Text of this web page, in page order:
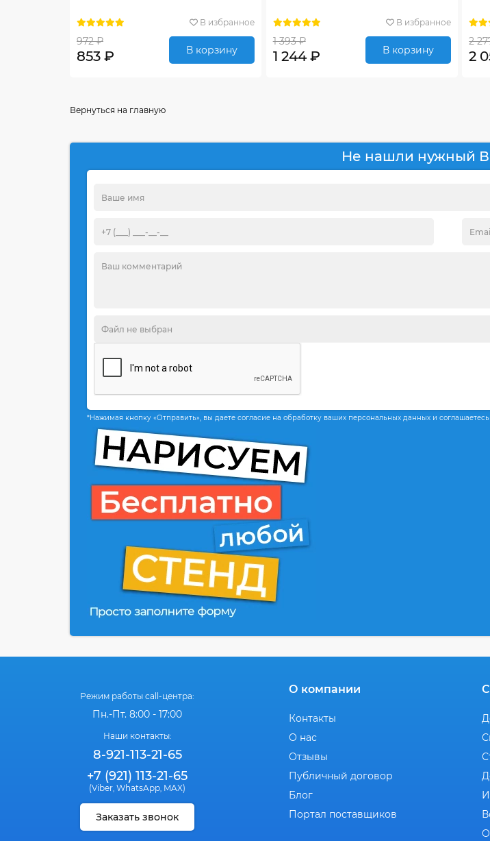
В избранное
972 ₽
853 ₽ В корзину
В избранное
1 393 ₽
1 244 ₽ В корзину
2
2
Вернуться на главную
Не нашли нужный
*Нажимая кнопку «Отправить», вы даете согласие на обработку ваших персональных данных и
Режим работы call-центра:
Пн.-Пт. 8:00 - 17:00
Наши контакты:
8-921-113-21-65
+7 (921) 113-21-65
(Viber, WhatsApp, MAX)
Заказать звонок
О компании
Контакты
О нас
Отзывы
Публичный договор
Блог
Портал поставщиков